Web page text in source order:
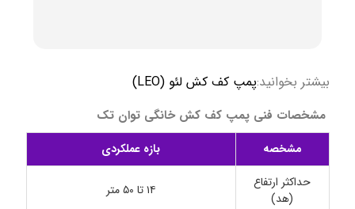
بیشتر بخوانید:پمپ کف کش لئو (LEO)
مشخصات فنی پمپ کف کش خانگی توان تک
مشخصه
بازه عملکردی
حداکثر ارتفاع
(هد)
۱۴ تا ۵۰ متر